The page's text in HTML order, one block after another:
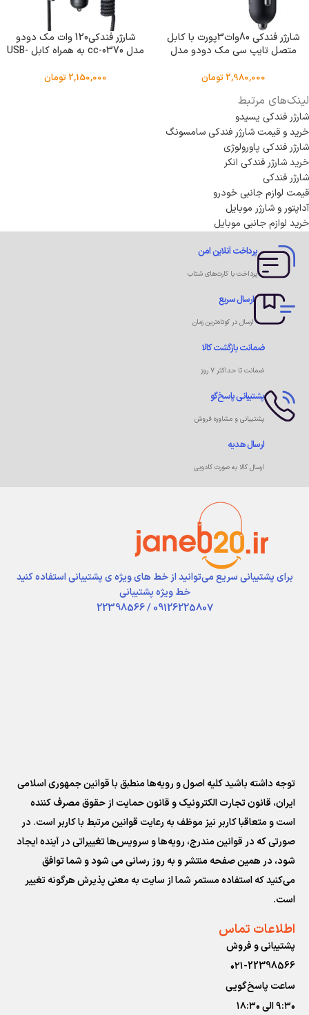
شارژر فندکی 80وات3پورت با کابل
متصل تایپ سی مک دودو مدل
2,980,000 تومان
شارژر فندکی120 وات مک دودو
مدل cc-0370 به همراه کابل USB-
2,150,000 تومان
لینک‌های مرتبط
شارژر فندکی یسیدو
خرید و قیمت شارژر فندکی سامسونگ
شارژر فندکی پاورولوژی
خرید شارژر فندکی انکر
شارژر فندکی
قیمت لوازم جانبی خودرو
آداپتور و شارژر موبایل
خرید لوازم جانبی موبایل
پرداخت آنلاین امن
پرداخت با کارت‌های شتاب
ارسال سریع
ارسال در کوتاه‌ترین زمان
ضمانت بازگشت کالا
ضمانت تا حداکثر ۷ روز
پشتیبانی پاسخ‌گو
پشتیبانی و مشاوره فروش
ارسال هدیه
ارسال کالا به صورت کادویی
برای پشتیبانی سریع می‌توانید از خط های ویژه ی پشتیبانی استفاده کنید
خط ویژه پشتیبانی
09126225807 / 22398566
توجه داشته باشید کلیه اصول و رویه‏‌ها منطبق با قوانین جمهوری اسلامی
ایران، قانون تجارت الکترونیک و قانون حمایت از حقوق مصرف کننده
است و متعاقبا کاربر نیز موظف به رعایت قوانین مرتبط با کاربر است. در
صورتی که در قوانین مندرج، رویه‏‌ها و سرویس‏‌ها تغییراتی در آینده ایجاد
شود، در همین صفحه منتشر و به روز رسانی می شود و شما توافق
می‏‌کنید که استفاده مستمر شما از سایت به معنی پذیرش هرگونه تغییر
است.
اطلاعات تماس
پشتیبانی و فروش
۰۲۱-22398566
ساعت پاسخ‌گویی
۹:۳۰ الی ۱۸:۳۰